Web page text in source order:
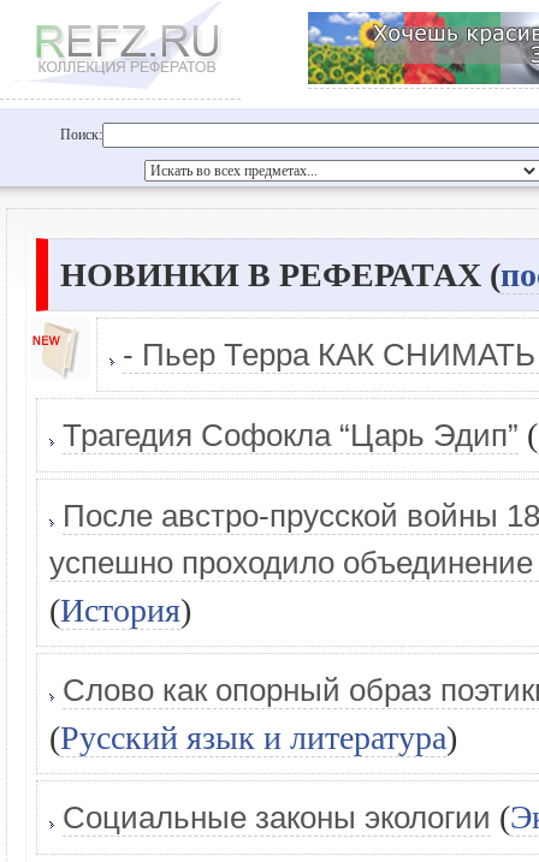
Поиск:
НОВИНКИ В РЕФЕРАТАХ (
- Пьер Терра КАК
Трагедия Софокла “Царь Эдип” (
После австро-прусской войны
успешно проходило объединение
(История)
Слово как опорный образ
(Русский язык и литература)
Социальные законы экологии (